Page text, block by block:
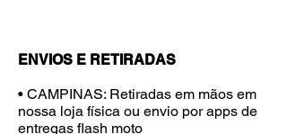
ENVIOS E RETIRADAS
• CAMPINAS: Retiradas em mãos em
nossa loja física ou envio por apps de
entregas flash moto